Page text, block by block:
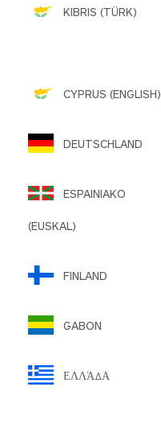
KIBRIS (TÜRK)
CYPRUS (ENGLISH)
DEUTSCHLAND
ESPAINIAKO
(EUSKAL)
FINLAND
GABON
ΕΛΛΆΔΑ